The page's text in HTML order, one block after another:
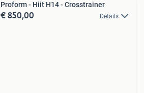
Proform - Hiit H14 - Crosstrainer
€ 850,00 Details